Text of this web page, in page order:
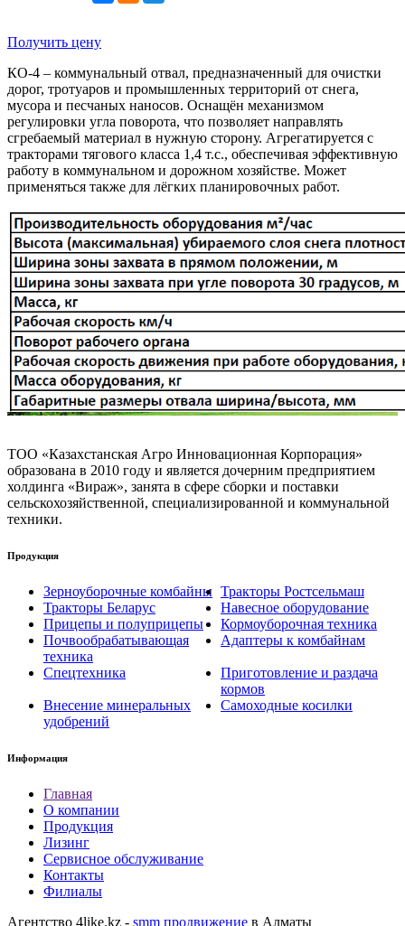
Получить цену
КО-4 – коммунальный отвал, предназначенный для очистки
дорог, тротуаров и промышленных территорий от снега,
мусора и песчаных наносов. Оснащён механизмом
регулировки угла поворота, что позволяет направлять
сгребаемый материал в нужную сторону. Агрегатируется с
тракторами тягового класса 1,4 т.с., обеспечивая эффективную
работу в коммунальном и дорожном хозяйстве. Может
применяться также для лёгких планировочных работ.
ТОО «Казахстанская Агро Инновационная Корпорация»
образована в 2010 году и является дочерним предприятием
холдинга «Вираж», занята в сфере сборки и поставки
сельскохозяйственной, специализированной и коммунальной
техники.
Продукция
Зерноуборочные комбайны Тракторы Ростсельмаш
Тракторы Беларус
Навесное оборудование
Прицепы и полуприцепы
Кормоуборочная техника
Почвообрабатывающая
техника
Адаптеры к комбайнам
Спецтехника
Приготовление и раздача
кормов
Внесение минеральных
удобрений
Самоходные косилки
Информация
Главная
О компании
Продукция
Лизинг
Сервисное обслуживание
Контакты
Филиалы
Агентство 4like.kz - smm продвижение в Алматы